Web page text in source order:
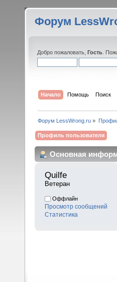
Форум
Добро пожаловать, Гость .
Начало Помощь Поиск
Форум LessWrong.ru »
Профиль пользователя
Основная
Quilfe
Ветеран
Оффлайн
Просмотр сообщений
Статистика